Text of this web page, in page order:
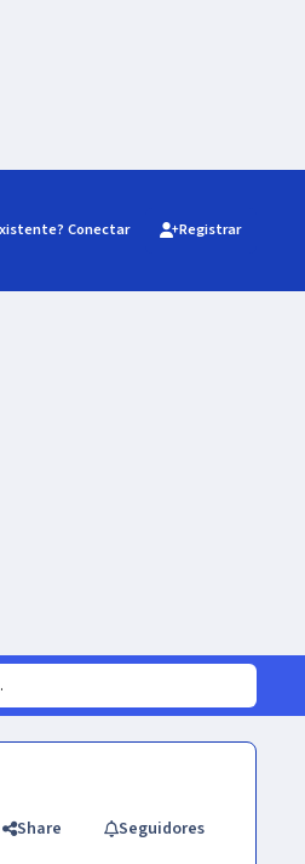
Conectar Registrar
Share Seguidores